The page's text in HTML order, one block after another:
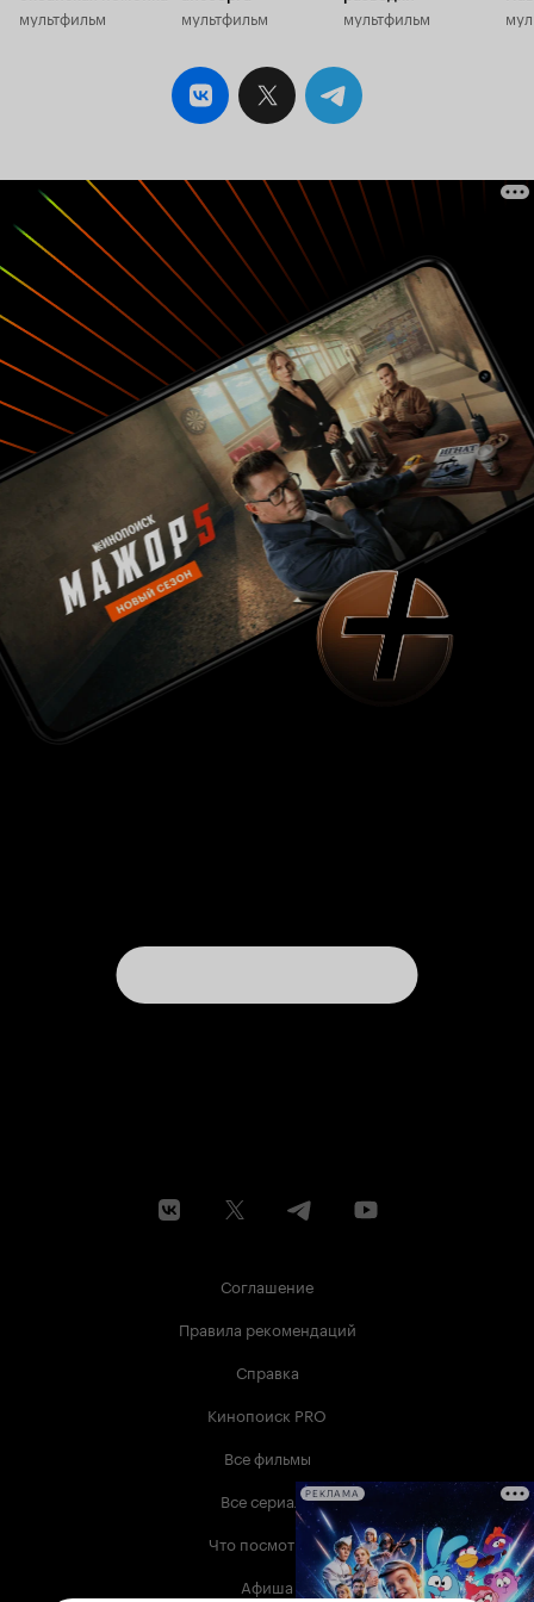
мультфильм мультфильм мультфильм
Соглашение
Правила рекомендаций
Справка
Кинопоиск PRO
Все фильмы
Все сериалы
Что посмотреть
Афиша
РЕКЛАМА